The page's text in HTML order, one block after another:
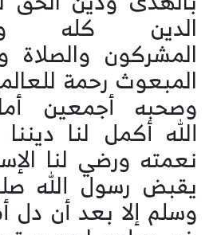
الدين كله
المشركون والصلاة
المبعوث رحمة
وصحبه أجمعين
الله أكمل لنا
نعمته ورضي لنا
يقبض رسول الله
وسلم إلا بعد أن دل